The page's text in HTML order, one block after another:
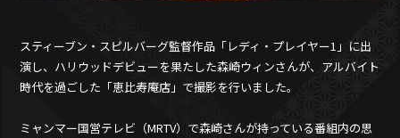
スティーブン・スピルバーグ監督作品「レディ・プレイヤー1」に出
演し、ハリウッドデビューを果たした森崎ウィンさんが、アルバイト
時代を過ごした「恵比寿庵店」で撮影を行いました。
ミャンマー国営テレビ（MRTV）で森崎さんが持っている番組内の思